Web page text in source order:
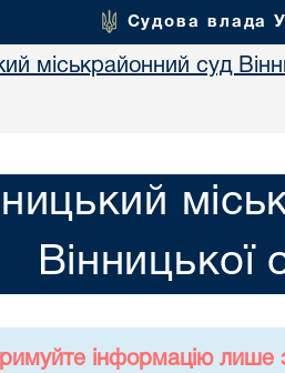
Судова влада
міськрайонний суд
Вінницької
інформацію лише